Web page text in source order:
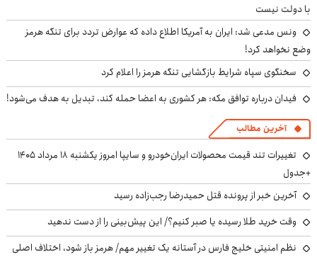
با دولت نیست
ونس مدعی شد: ایران به آمریکا اطلاع داده که عوارض تردد برای تنگه هرمز
وضع نخواهد کرد!
سخنگوی سپاه شرایط بازگشایی تنگه هرمز را اعلام کرد
فیدان درباره توافق مکه: هر کشوری به اعضا حمله کند، تبدیل به هدف می‌شود!
آخرین مطالب
تغییرات تند قیمت محصولات ایران‌خودرو و سایپا امروز یکشنبه ۱۸ مرداد ۱۴۰۵
+جدول
آخرین خبر از پرونده قتل حمیدرضا رجب‌زاده رسید
وقت خرید طلا رسیده یا صبر کنیم؟/ این پیش‌بینی را از دست ندهید
نظم امنیتی خلیج فارس در آستانه یک تغییر مهم/ هرمز باز شود، اختلاف اصلی